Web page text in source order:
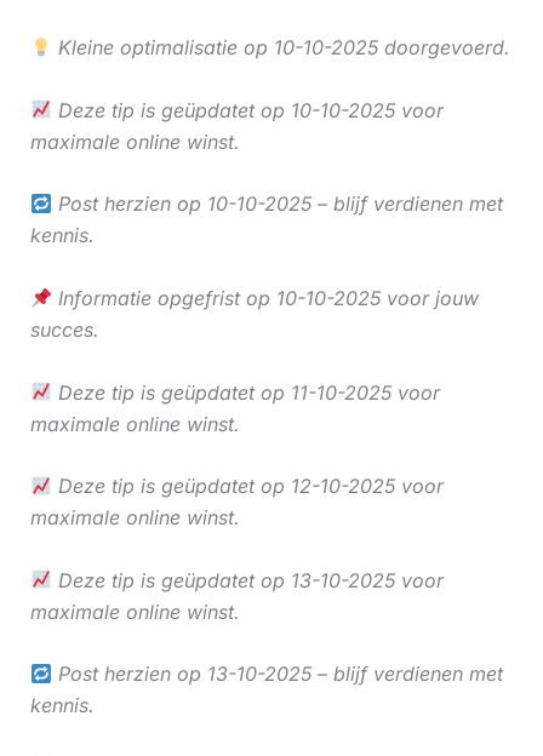
Kleine optimalisatie op 10-10-2025 doorgevoerd.
Deze tip is geüpdatet op 10-10-2025 voor
maximale online winst.
Post herzien op 10-10-2025 – blijf verdienen met
kennis.
Informatie opgefrist op 10-10-2025 voor jouw
succes.
Deze tip is geüpdatet op 11-10-2025 voor
maximale online winst.
Deze tip is geüpdatet op 12-10-2025 voor
maximale online winst.
Deze tip is geüpdatet op 13-10-2025 voor
maximale online winst.
Post herzien op 13-10-2025 – blijf verdienen met
kennis.